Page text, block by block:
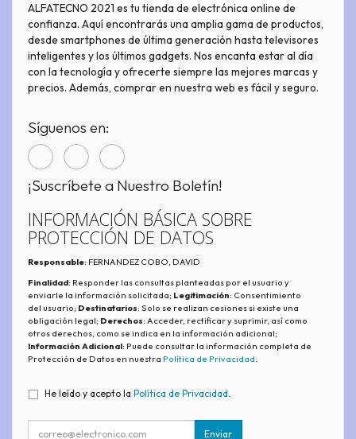
ALFATECNO 2021 es tu tienda de electrónica online de
confianza. Aquí encontrarás una amplia gama de productos,
desde smartphones de última generación hasta televisores
inteligentes y los últimos gadgets. Nos encanta estar al día
con la tecnología y ofrecerte siempre las mejores marcas y
precios. Además, comprar en nuestra web es fácil y seguro.
Síguenos en:
¡Suscríbete a Nuestro Boletín!
INFORMACIÓN BÁSICA SOBRE
PROTECCIÓN DE DATOS
Responsable: FERNANDEZ COBO, DAVID
Finalidad: Responder las consultas planteadas por el usuario y
enviarle la información solicitada; Legitimación: Consentimiento
del usuario; Destinatarios: Solo se realizan cesiones si existe una
obligación legal; Derechos: Acceder, rectificar y suprimir, así como
otros derechos, como se indica en la información adicional;
Información Adicional: Puede consultar la información completa de
Protección de Datos en nuestra Política de Privacidad.
He leído y acepto la Política de Privacidad
Enviar